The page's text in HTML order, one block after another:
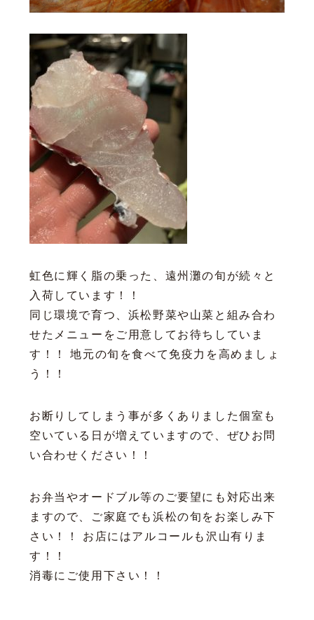
虹色に輝く脂の乗った、遠州灘の旬が続々と
入荷しています！！
同じ環境で育つ、浜松野菜や山菜と組み合わ
せたメニューをご用意してお待ちしていま
す！！ 地元の旬を食べて免疫力を高めましょ
う！！
お断りしてしまう事が多くありました個室も
空いている日が増えていますので、ぜひお問
い合わせください！！
お弁当やオードブル等のご要望にも対応出来
ますので、ご家庭でも浜松の旬をお楽しみ下
さい！！ お店にはアルコールも沢山有りま
す！！
消毒にご使用下さい！！